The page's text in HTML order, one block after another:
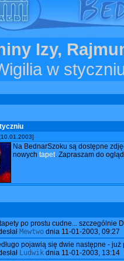
Izy,
w
Na BednarSzoku są dostępne
nowych tapet. Zapraszam do
po prostu cudne... szczególnie
Mewtwo dnia 11-01-2003, 09:27
pojawią się dwie następne - już
Ludwik dnia 11-01-2003, 13:14